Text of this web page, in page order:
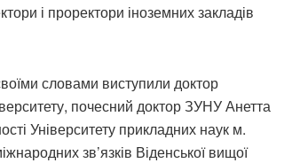
і проректори іноземних закладів
словами виступили доктор
почесний доктор ЗУНУ Анетта
Університету прикладних наук м.
зв’язків Віденської вищої